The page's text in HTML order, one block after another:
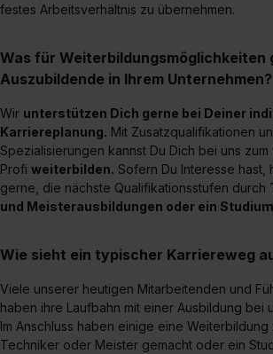
festes Arbeitsverhältnis zu übernehmen.
Was für Weiterbildungsmöglichkeiten
Auszubildende in Ihrem Unternehmen?
Wir unterstützen Dich gerne bei Deiner
Karriereplanung. Mit Zusatzqualifikationen
Spezialisierungen kannst Du Dich bei uns
Profi weiterbilden. Sofern Du Interesse hast,
gerne, die nächste Qualifikationsstufen durch
und Meisterausbildungen oder ein Studium
Wie sieht ein typischer Karriereweg
Viele unserer heutigen Mitarbeitenden und
haben ihre Laufbahn mit einer Ausbildung bei
Im Anschluss haben einige eine Weiterbildung
Techniker oder Meister gemacht oder ein